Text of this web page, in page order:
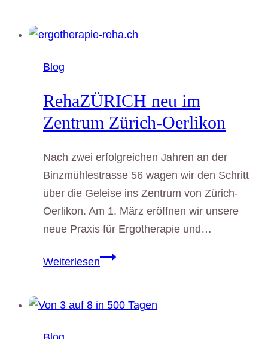
Oerlikon
Blog
RehaZÜRICH neu im
Zentrum Zürich-Oerlikon
Nach zwei erfolgreichen Jahren an der
Binzmühlestrasse 56 wagen wir den Schritt
über die Geleise ins Zentrum von Zürich-
Oerlikon. Am 1. März eröffnen wir unsere
neue Praxis für Ergotherapie und…
WeiterlesenRehaZÜRICH
Zentrum